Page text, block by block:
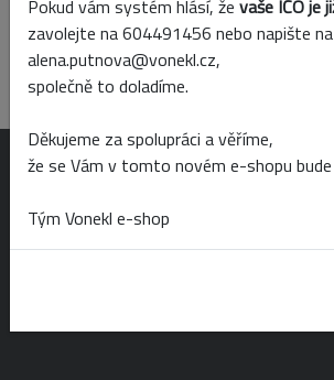
Barva
modrá
OTEVÍRACÍ DOBA
Po-Pá 6:00 - 19:00
Pokud vám systém hlásí, že vaše IČO je
zavolejte na 604491456 nebo napište na
alena.putnova@vonekl.cz,
společně to doladíme.
Děkujeme za spolupráci a věříme,
že se Vám v tomto novém e-shopu
Tým Vonekl e-shop